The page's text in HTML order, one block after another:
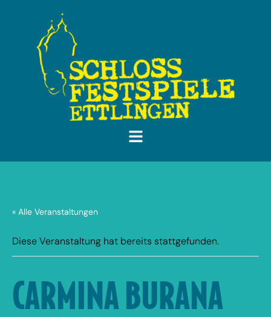
« Alle Veranstaltungen
Diese Veranstaltung hat bereits stattgefunden.
CARMINA BURANA